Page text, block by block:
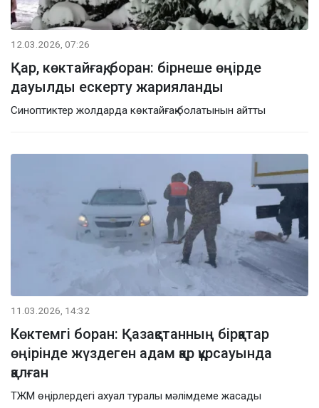
12.03.2026, 07:26
Қар, көктайғақ, боран: бірнеше өңірде
дауылды ескерту жарияланды
Синоптиктер жолдарда көктайғақ болатынын айтты
11.03.2026, 14:32
Көктемгі боран: Қазақстанның бірқатар
өңірінде жүздеген адам қар құрсауында
қалған
ТЖМ өңірлердегі ахуал туралы мәлімдеме жасады